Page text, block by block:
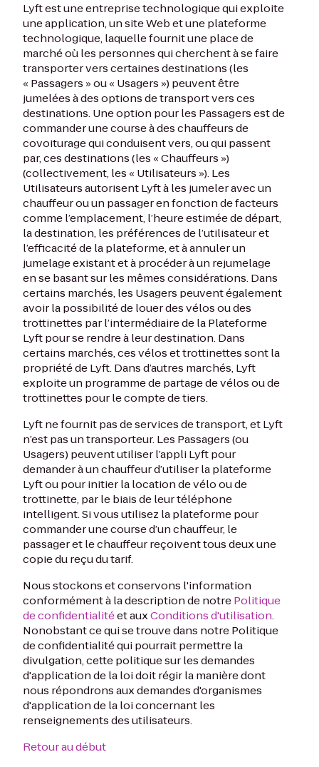
Lyft est une entreprise technologique qui exploite
une application, un site Web et une plateforme
technologique, laquelle fournit une place de
marché où les personnes qui cherchent à se faire
transporter vers certaines destinations (les
« Passagers » ou « Usagers ») peuvent être
jumelées à des options de transport vers ces
destinations. Une option pour les Passagers est de
commander une course à des chauffeurs de
covoiturage qui conduisent vers, ou qui passent
par, ces destinations (les « Chauffeurs »)
(collectivement, les « Utilisateurs »). Les
Utilisateurs autorisent Lyft à les jumeler avec un
chauffeur ou un passager en fonction de facteurs
comme l’emplacement, l’heure estimée de départ,
la destination, les préférences de l’utilisateur et
l’efficacité de la plateforme, et à annuler un
jumelage existant et à procéder à un rejumelage
en se basant sur les mêmes considérations. Dans
certains marchés, les Usagers peuvent également
avoir la possibilité de louer des vélos ou des
trottinettes par l’intermédiaire de la Plateforme
Lyft pour se rendre à leur destination. Dans
certains marchés, ces vélos et trottinettes sont la
propriété de Lyft. Dans d’autres marchés, Lyft
exploite un programme de partage de vélos ou de
trottinettes pour le compte de tiers.
Lyft ne fournit pas de services de transport, et Lyft
n’est pas un transporteur. Les Passagers (ou
Usagers) peuvent utiliser l’appli Lyft pour
demander à un chauffeur d’utiliser la plateforme
Lyft ou pour initier la location de vélo ou de
trottinette, par le biais de leur téléphone
intelligent. Si vous utilisez la plateforme pour
commander une course d’un chauffeur, le
passager et le chauffeur reçoivent tous deux une
copie du reçu du tarif.
Nous stockons et conservons l'information
conformément à la description de notrePolitique
de confidentialitéet auxConditions d'utilisation.
Nonobstant ce qui se trouve dans notre Politique
de confidentialité qui pourrait permettre la
divulgation, cette politique sur les demandes
d'application de la loi doit régir la manière dont
nous répondrons aux demandes d'organismes
d'application de la loi concernant les
renseignements des utilisateurs.
Retour au début